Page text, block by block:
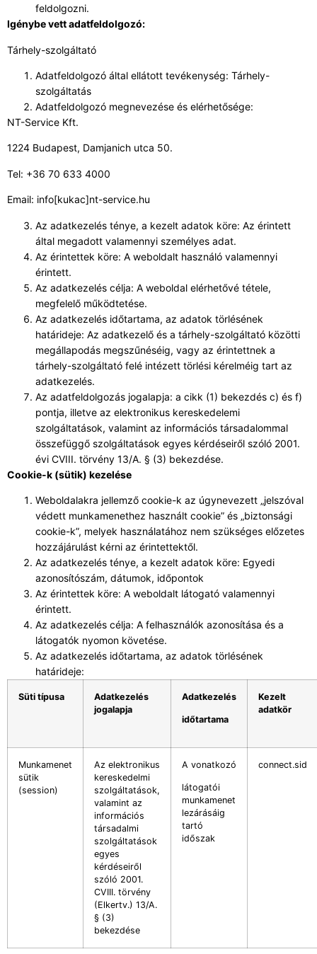
feldolgozni.
Igénybe vett adatfeldolgozó:
Tárhely-szolgáltató
Adatfeldolgozó által ellátott tevékenység: Tárhely-
szolgáltatás
Adatfeldolgozó megnevezése és elérhetősége:
NT-Service Kft.
1224 Budapest, Damjanich utca 50.
Tel: +36 70 633 4000
Email: info[kukac]nt-service.hu
Az adatkezelés ténye, a kezelt adatok köre: Az érintett
által megadott valamennyi személyes adat.
Az érintettek köre: A weboldalt használó valamennyi
érintett.
Az adatkezelés célja: A weboldal elérhetővé tétele,
megfelelő működtetése.
Az adatkezelés időtartama, az adatok törlésének
határideje: Az adatkezelő és a tárhely-szolgáltató közötti
megállapodás megszűnéséig, vagy az érintettnek a
tárhely-szolgáltató felé intézett törlési kérelméig tart az
adatkezelés.
Az adatfeldolgozás jogalapja: a cikk (1) bekezdés c) és f)
pontja, illetve az elektronikus kereskedelemi
szolgáltatások, valamint az információs társadalommal
összefüggő szolgáltatások egyes kérdéseiről szóló 2001.
évi CVIII. törvény 13/A. § (3) bekezdése.
Cookie-k (sütik) kezelése
Weboldalakra jellemző cookie-k az úgynevezett „jelszóval
védett munkamenethez használt cookie” és „biztonsági
cookie-k”, melyek használatához nem szükséges előzetes
hozzájárulást kérni az érintettektől.
Az adatkezelés ténye, a kezelt adatok köre: Egyedi
azonosítószám, dátumok, időpontok
Az érintettek köre: A weboldalt látogató valamennyi
érintett.
Az adatkezelés célja: A felhasználók azonosítása és a
látogatók nyomon követése.
Az adatkezelés időtartama, az adatok törlésének
határideje:
Süti típusa
Adatkezelés
jogalapja
Adatkezelés
időtartama
Kezelt
adatkör
Munkamenet
sütik
(session)
Az elektronikus
kereskedelmi
szolgáltatások,
valamint az
információs
társadalmi
szolgáltatások
egyes
kérdéseiről
szóló 2001.
CVIII. törvény
(Elkertv.) 13/A.
§ (3)
bekezdése
A vonatkozó
látogatói
munkamenet
lezárásáig
tartó
időszak
connect.sid